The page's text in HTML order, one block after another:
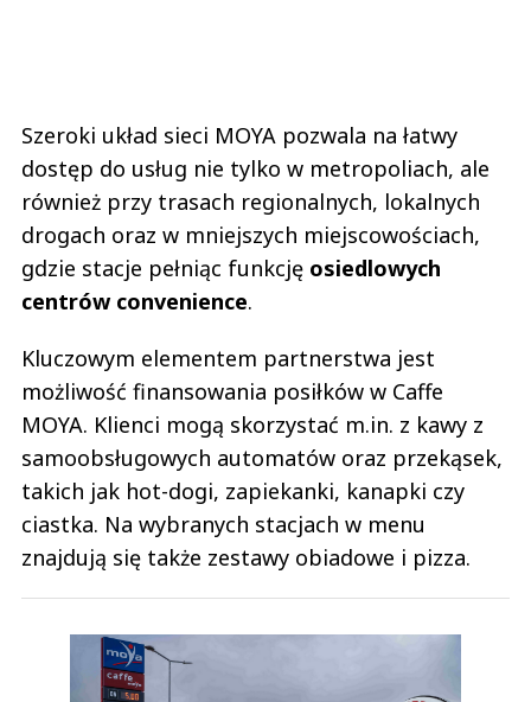
Szeroki układ sieci MOYA pozwala na łatwy
dostęp do usług nie tylko w metropoliach, ale
również przy trasach regionalnych, lokalnych
drogach oraz w mniejszych miejscowościach,
gdzie stacje pełniąc funkcję osiedlowych
centrów convenience.
Kluczowym elementem partnerstwa jest
możliwość finansowania posiłków w Caffe
MOYA. Klienci mogą skorzystać m.in. z kawy z
samoobsługowych automatów oraz przekąsek,
takich jak hot-dogi, zapiekanki, kanapki czy
ciastka. Na wybranych stacjach w menu
znajdują się także zestawy obiadowe i pizza.